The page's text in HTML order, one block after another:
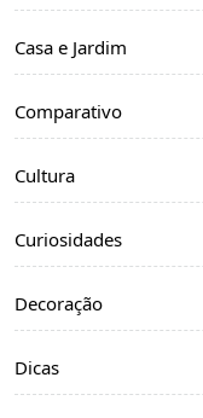
Casa e Jardim
Comparativo
Cultura
Curiosidades
Decoração
Dicas